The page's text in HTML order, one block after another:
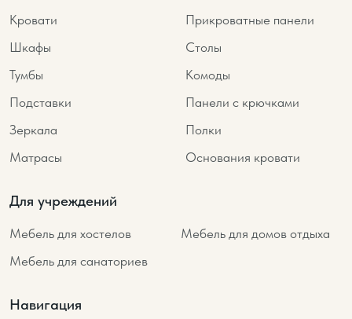
Кровати
Прикроватные панели
Шкафы
Столы
Тумбы
Комоды
Подставки
Панели с крючками
Зеркала
Полки
Матрасы
Основания кровати
Для учреждений
Мебель для хостелов
Мебель для домов отдыха
Мебель для санаториев
Навигация